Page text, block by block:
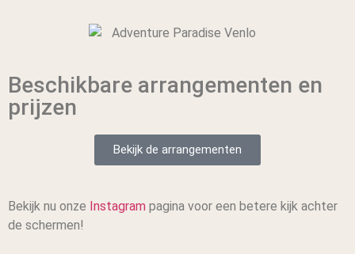
Beschikbare arrangementen en
prijzen
Bekijk de arrangementen
Bekijk nu onze Instagram pagina voor een betere kijk achter
de schermen!